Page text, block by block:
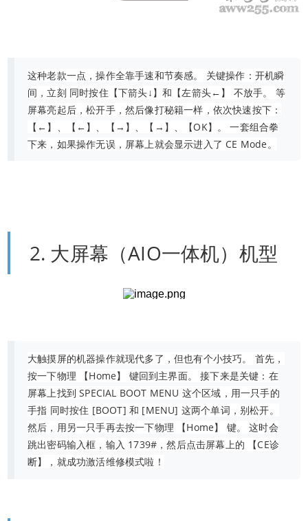
这种老款一点，操作全靠手速和节奏感。 关键操作：开机瞬
间，立刻 同时按住【下箭头↓】和【左箭头←】 不放手。 等
屏幕亮起后，松开手，然后像打秘籍一样，依次快速按下：
【←】、【←】、【→】、【→】、【OK】。 一套组合拳
下来，如果操作无误，屏幕上就会显示进入了 CE Mode。
2. 大屏幕（AIO一体机）机型
大触摸屏的机器操作就现代多了，但也有个小技巧。 首先，
按一下物理 【Home】 键回到主界面。 接下来是关键：在
屏幕上找到 SPECIAL BOOT MENU 这个区域，用一只手的
手指 同时按住 [BOOT] 和 [MENU] 这两个单词，别松开。
然后，用另一只手再去按一下物理 【Home】 键。 这时会
跳出密码输入框，输入 1739#，然后点击屏幕上的 【CE诊
断】，就成功激活维修模式啦！